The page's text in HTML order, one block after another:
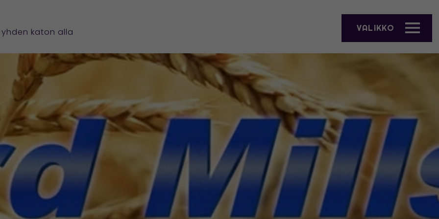
katon alla VALIKKO
AVAA VALIKKO"